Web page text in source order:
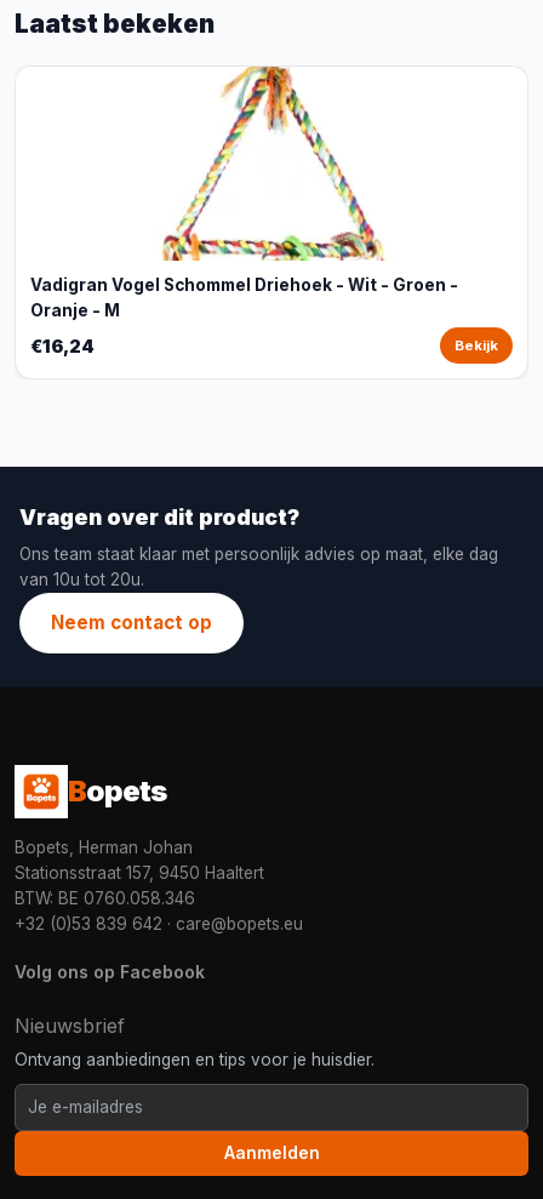
Laatst bekeken
Vadigran Vogel Schommel Driehoek - Wit - Groen -
Oranje - M
€16,24 Bekijk
Vragen over dit product?
Ons team staat klaar met persoonlijk advies op maat, elke dag
van 10u tot 20u.
Neem contact op
Bopets
Bopets, Herman Johan
Stationsstraat 157, 9450 Haaltert
BTW: BE 0760.058.346
+32 (0)53 839 642 · care@bopets.eu
Volg ons op Facebook
Nieuwsbrief
Ontvang aanbiedingen en tips voor je huisdier.
Aanmelden